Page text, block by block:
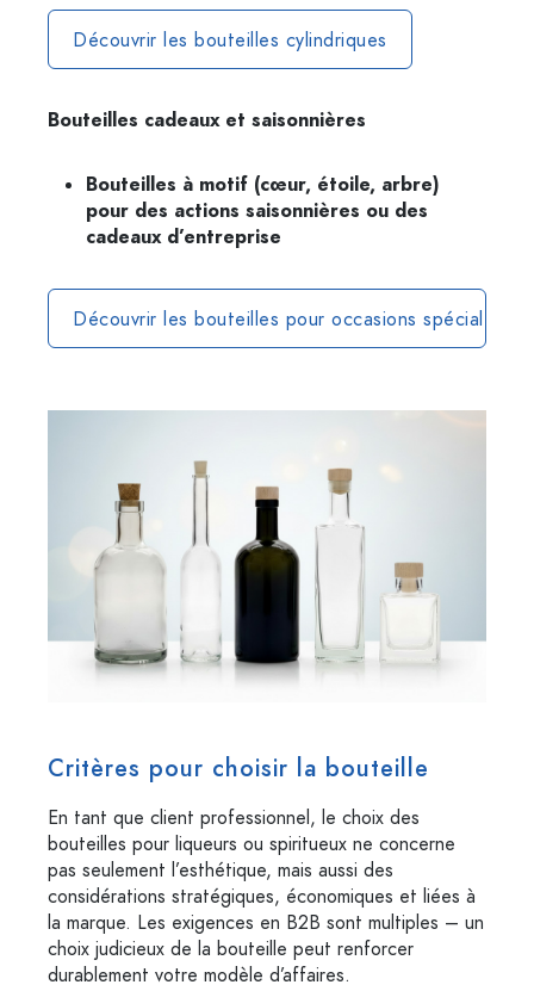
Découvrir les bouteilles cylindriques
Bouteilles cadeaux et saisonnières
Bouteilles à motif (cœur, étoile, arbre)
pour des actions saisonnières ou des
cadeaux d’entreprise
Découvrir les bouteilles pour occasions spéciales
Critères pour choisir la bouteille
En tant que client professionnel, le choix des
bouteilles pour liqueurs ou spiritueux ne concerne
pas seulement l’esthétique, mais aussi des
considérations stratégiques, économiques et liées à
la marque. Les exigences en B2B sont multiples – un
choix judicieux de la bouteille peut renforcer
durablement votre modèle d’affaires.